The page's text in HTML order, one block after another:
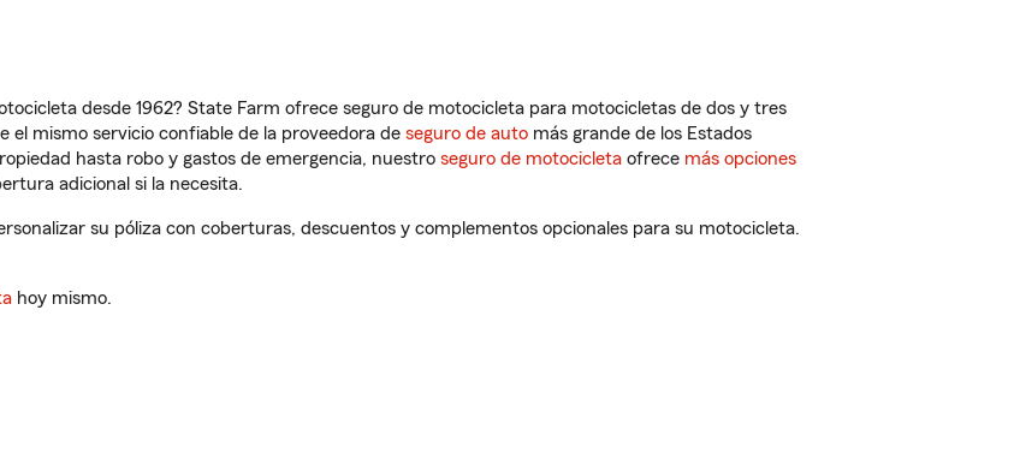
desde 1962? State Farm ofrece seguro de motocicleta para motocicletas de dos y tres
mismo servicio confiable de la proveedora de seguro de auto más grande de los Estados
hasta robo y gastos de emergencia, nuestro seguro de motocicleta ofrece más opciones
adicional si la necesita.
su póliza con coberturas, descuentos y complementos opcionales para su motocicleta.
hoy mismo.